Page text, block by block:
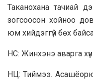
Таканохана тачиай
зогсоосон хойноо
юм хийдэггүй бөх
НС: Жинхэнэ аварга
НЦ: Тиймээ.